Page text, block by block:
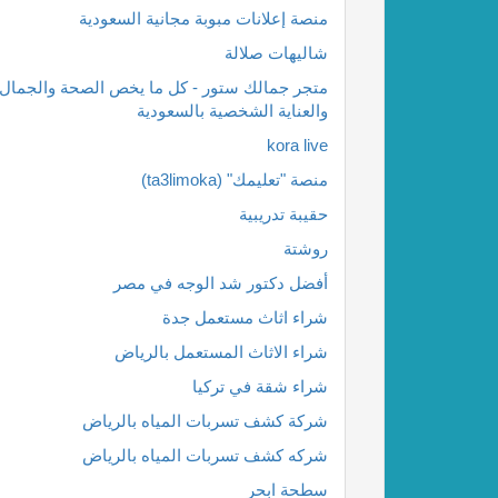
منصة إعلانات مبوبة مجانية السعودية
شاليهات صلالة
متجر جمالك ستور - كل ما يخص الصحة والجمال
والعناية الشخصية بالسعودية
kora live
منصة "تعليمك" (ta3limoka)
حقيبة تدريبية
روشتة
أفضل دكتور شد الوجه في مصر
شراء اثاث مستعمل جدة
شراء الاثاث المستعمل بالرياض
شراء شقة في تركيا
شركة كشف تسربات المياه بالرياض
شركه كشف تسربات المياه بالرياض
سطحة ابحر